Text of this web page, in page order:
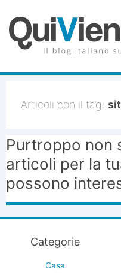
Articoli con il tag:
Purtroppo non
articoli per la
possono
Categorie
Casa